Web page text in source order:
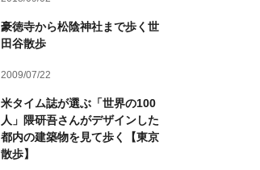
豪徳寺から松陰神社まで歩く世
田谷散歩
2009/07/22
米タイム誌が選ぶ「世界の100
人」隈研吾さんがデザインした
都内の建築物を見て歩く【東京
散歩】